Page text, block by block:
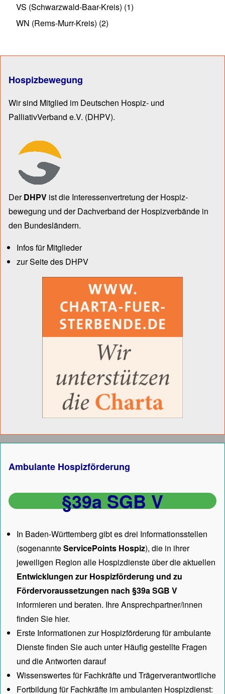
VS (Schwarzwald-Baar-Kreis) (1)
WN (Rems-Murr-Kreis) (2)
Hospizbewegung
Wir sind Mitglied im Deutschen Hospiz- und
PalliativVerband e.V. (DHPV).
DerDHPV ist die Inter­essen­ver­tre­tung der Hospiz­
bewegung und der Dach­verband der Hospiz­verbände in
den Bun­des­län­dern.
Infos für Mitglieder
zur Seite des DHPV
Ambulante Hospizförderung
§39a SGB V
In Baden-Württemberg gibt es drei Informationsstellen
(sogenannteServicePoints Hospiz), die in ihrer
jeweiligen Region alle Hospizdienste über die aktuellen
Entwicklungen zur Hospizförderung und zu
Fördervoraussetzungen nach §39a SGB V
informieren und beraten. Ihre Ansprechpartner/innen
finden Sie hier.
Erste Informationen zur Hospizförderung für ambulante
Dienste finden Sie auch unterHäufig gestellte Fragen
und die Antworten darauf
Wissenswertes für Fachkräfte und Trägerverantwortliche
Fortbildung für Fachkräfte im ambulanten Hospizdienst: